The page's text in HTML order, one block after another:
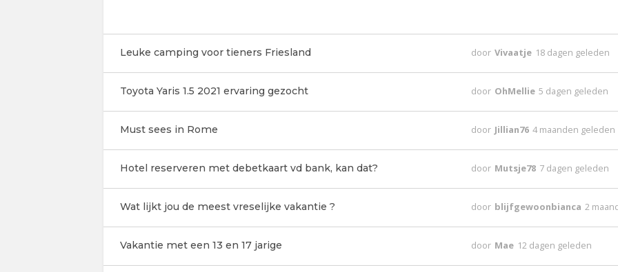
Leuke camping voor tieners Friesland door Vivaatje 18 dagen geleden
Toyota Yaris 1.5 2021 ervaring gezocht door OhMellie 5 dagen geleden
Must sees in Rome door Jillian76 4 maanden geleden
Hotel reserveren met debetkaart vd bank, kan dat? door Mutsje78 7 dagen geleden
Wat lijkt jou de meest vreselijke vakantie ? door blijfgewoonbianca 2
Vakantie met een 13 en 17 jarige door Mae 12 dagen geleden